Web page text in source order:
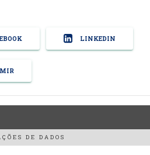
LINKEDIN
DE DADOS